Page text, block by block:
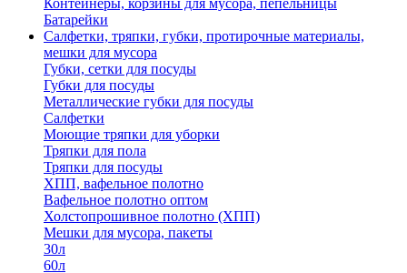
Контейнеры, корзины для мусора, пепельницы
Батарейки
Салфетки, тряпки, губки, протирочные материалы,
мешки для мусора
Губки, сетки для посуды
Губки для посуды
Металлические губки для посуды
Салфетки
Моющие тряпки для уборки
Тряпки для пола
Тряпки для посуды
ХПП, вафельное полотно
Вафельное полотно оптом
Холстопрошивное полотно (ХПП)
Мешки для мусора, пакеты
30л
60л